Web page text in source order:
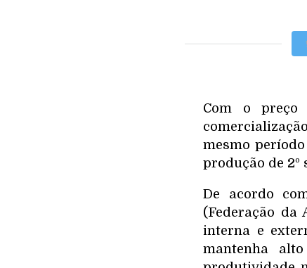
Com o
mesmo
produção de 2º
De acordo
(Federação da
interna e
mantenha